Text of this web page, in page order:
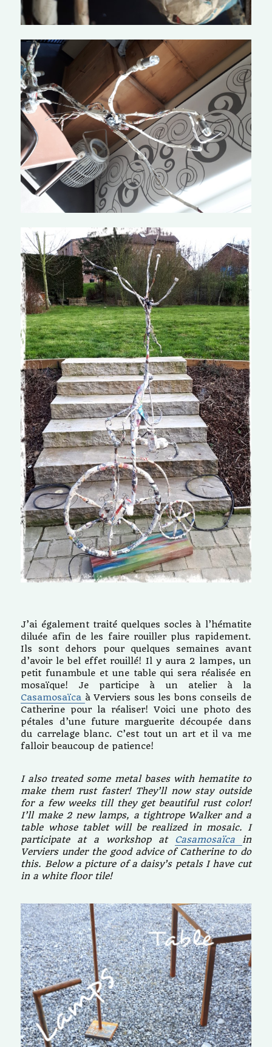
J’ai également traité quelques socles à l’hématite
diluée afin de les faire rouiller plus rapidement.
Ils sont dehors pour quelques semaines avant
d’avoir le bel effet rouillé! Il y aura 2 lampes, un
petit funambule et une table qui sera réalisée en
mosaïque! Je participe à un atelier à la
Casamosaïca à Verviers sous les bons conseils de
Catherine pour la réaliser! Voici une photo des
pétales d’une future marguerite découpée dans
du carrelage blanc. C’est tout un art et il va me
falloir beaucoup de patience!
I also treated some metal bases with hematite to
make them rust faster! They’ll now stay outside
for a few weeks till they get beautiful rust color!
I’ll make 2 new lamps, a tightrope Walker and a
table whose tablet will be realized in mosaic. I
participate at a workshop at Casamosaïca in
Verviers under the good advice of Catherine to do
this. Below a picture of a daisy’s petals I have cut
in a white floor tile!